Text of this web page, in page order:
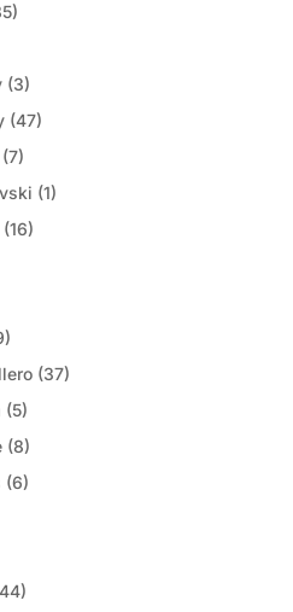
(3)
(47)
(7)
(1)
(16)
(37)
(5)
(8)
(6)